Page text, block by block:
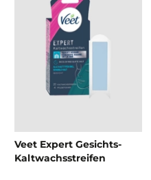
Veet Expert Gesichts-
Kaltwachsstreifen